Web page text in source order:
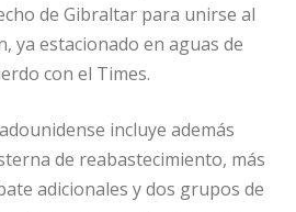
de Gibraltar para unirse al
ya estacionado en aguas de
con el Times.
incluye además
de reabastecimiento, más
adicionales y dos grupos de